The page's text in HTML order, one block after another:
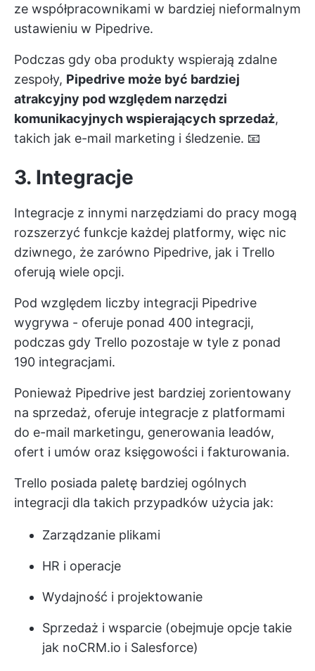
ze współpracownikami w bardziej nieformalnym
ustawieniu w Pipedrive.
Podczas gdy oba produkty wspierają zdalne
zespoły, Pipedrive może być bardziej
atrakcyjny pod względem narzędzi
komunikacyjnych wspierających sprzedaż,
takich jak e-mail marketing i śledzenie. 📧
3. Integracje
Integracje z innymi narzędziami do pracy mogą
rozszerzyć funkcje każdej platformy, więc nic
dziwnego, że zarówno Pipedrive, jak i Trello
oferują wiele opcji.
Pod względem liczby integracji Pipedrive
wygrywa - oferuje ponad 400 integracji,
podczas gdy Trello pozostaje w tyle z ponad
190 integracjami.
Ponieważ Pipedrive jest bardziej zorientowany
na sprzedaż, oferuje integracje z platformami
do e-mail marketingu, generowania leadów,
ofert i umów oraz księgowości i fakturowania.
Trello posiada paletę bardziej ogólnych
integracji dla takich przypadków użycia jak:
Zarządzanie plikami
HR i operacje
Wydajność i projektowanie
Sprzedaż i wsparcie (obejmuje opcje takie
jak noCRM.io i Salesforce)